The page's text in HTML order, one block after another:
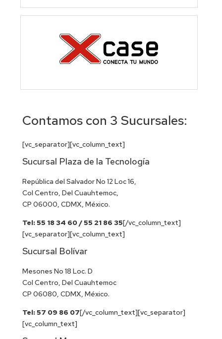
Contamos con 3 Sucursales:
[vc_separator][vc_column_text]
Sucursal Plaza de la Tecnología
República del Salvador No 12 Loc 16,
Col Centro, Del Cuauhtemoc,
CP 06000, CDMX, México.
Tel: 55 18 34 60 / 55 21 86 35[/vc_column_text]
[vc_separator][vc_column_text]
Sucursal Bolívar
Mesones No 18 Loc. D
Col Centro, Del Cuauhtemoc
CP 06080, CDMX, México.
Tel: 57 09 86 07[/vc_column_text][vc_separator]
[vc_column_text]